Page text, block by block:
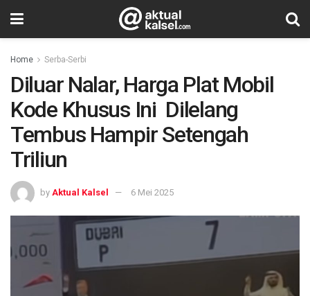
Home Serba-Serbi
Diluar Nalar, Harga Plat Mobil
Kode Khusus Ini Dilelang
Tembus Hampir Setengah
Triliun
by Aktual Kalsel 6 Mei 2025